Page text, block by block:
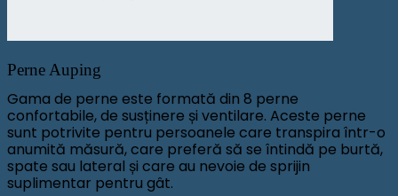
Perne Auping
Gama de perne este formată din 8 perne
confortabile, de susținere și ventilare. Aceste perne
sunt potrivite pentru persoanele care transpira într-o
anumită măsură, care preferă să se întindă pe burtă,
spate sau lateral și care au nevoie de sprijin
suplimentar pentru gât.